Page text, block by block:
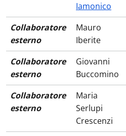
Iamonico
Collaboratore
esterno
Mauro
Iberite
Collaboratore
esterno
Giovanni
Buccomino
Collaboratore
esterno
Maria
Serlupi
Crescenzi